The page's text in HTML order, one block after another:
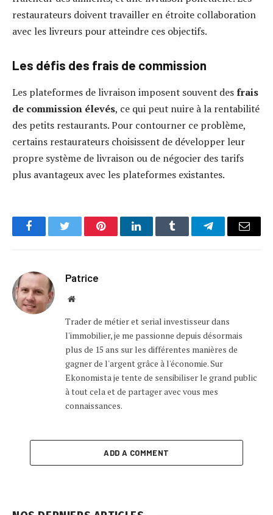
restaurateurs doivent travailler en étroite collaboration
avec les livreurs pour atteindre ces objectifs.
Les défis des frais de commission
Les plateformes de livraison imposent souvent desfrais
de commission élevés, ce qui peut nuire à la rentabilité
des petits restaurants. Pour contourner ce problème,
certains restaurateurs choisissent de développer leur
propre système de livraison ou de négocier des tarifs
plus avantageux avec les plateformes existantes.
FacebookTwitter PinterestLinkedInTumblr TelegramEmail
Patrice
Website
Trader de métier et serial investisseur dans
l'immobilier, je me passionne depuis désormais
plus de 15 ans sur les différentes manières de
gagner de l'argent grâce à l'économie. Sur
Ekonomista je tente de sensibiliser le grand public
à tout cela et de partager avec vous mes
connaissances.
ADD A COMMENT